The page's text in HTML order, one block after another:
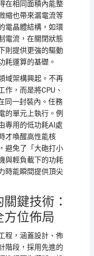
在相同面積內能整
縮也帶來漏電流等
電晶體結構，如環
電流，在關閉狀態
則提供更強的驅動
耗運算的基礎。
域架構興起。不再
作，而是將CPU、
同一封裝內。任務
的單元上執行。例
專用的低功耗AI處
才喚醒高性能核
避免了「大砲打小
與輕負載下的功耗
時能瞬間提供頂尖
鍵技術：
方位佈局
程，涵蓋設計、佈
階段，採用先進的